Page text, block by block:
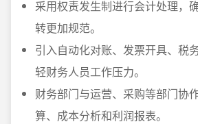
采用权责发生制进行会计处理，
转更加规范。
引入自动化对账、发票开具、税
轻财务人员工作压力。
财务部门与运营、采购等部门协
算、成本分析和利润报表。